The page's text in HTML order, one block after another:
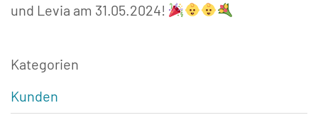
und Levia am 31.05.2024!
Kategorien
Kunden